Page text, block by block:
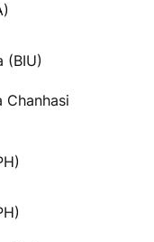
(BIU)
Chanhasi